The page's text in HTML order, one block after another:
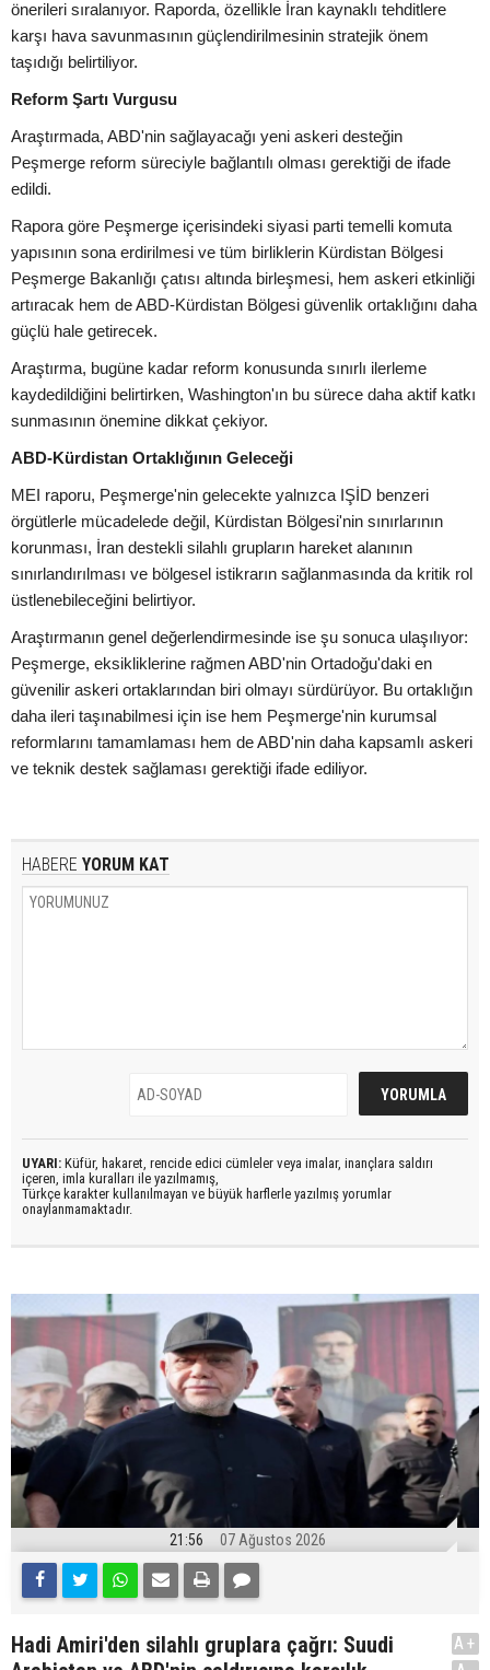
önerileri sıralanıyor. Raporda, özellikle İran kaynaklı tehditlere
karşı hava savunmasının güçlendirilmesinin stratejik önem
taşıdığı belirtiliyor.
Reform Şartı Vurgusu
Araştırmada, ABD'nin sağlayacağı yeni askeri desteğin
Peşmerge reform süreciyle bağlantılı olması gerektiği de ifade
edildi.
Rapora göre Peşmerge içerisindeki siyasi parti temelli komuta
yapısının sona erdirilmesi ve tüm birliklerin Kürdistan Bölgesi
Peşmerge Bakanlığı çatısı altında birleşmesi, hem askeri etkinliği
artıracak hem de ABD-Kürdistan Bölgesi güvenlik ortaklığını daha
güçlü hale getirecek.
Araştırma, bugüne kadar reform konusunda sınırlı ilerleme
kaydedildiğini belirtirken, Washington'ın bu sürece daha aktif katkı
sunmasının önemine dikkat çekiyor.
ABD-Kürdistan Ortaklığının Geleceği
MEI raporu, Peşmerge'nin gelecekte yalnızca IŞİD benzeri
örgütlerle mücadelede değil, Kürdistan Bölgesi'nin sınırlarının
korunması, İran destekli silahlı grupların hareket alanının
sınırlandırılması ve bölgesel istikrarın sağlanmasında da kritik rol
üstlenebileceğini belirtiyor.
Araştırmanın genel değerlendirmesinde ise şu sonuca ulaşılıyor:
Peşmerge, eksikliklerine rağmen ABD'nin Ortadoğu'daki en
güvenilir askeri ortaklarından biri olmayı sürdürüyor. Bu ortaklığın
daha ileri taşınabilmesi için ise hem Peşmerge'nin kurumsal
reformlarını tamamlaması hem de ABD'nin daha kapsamlı askeri
ve teknik destek sağlaması gerektiği ifade ediliyor.
HABERE YORUM KAT
UYARI: Küfür, hakaret, rencide edici cümleler veya imalar, inançlara saldırı
içeren, imla kuralları ile yazılmamış,
Türkçe karakter kullanılmayan ve büyük harflerle yazılmış yorumlar
onaylanmamaktadır.
21:56 07 Ağustos 2026
Hadi Amiri'den silahlı gruplara çağrı: Suudi
A+